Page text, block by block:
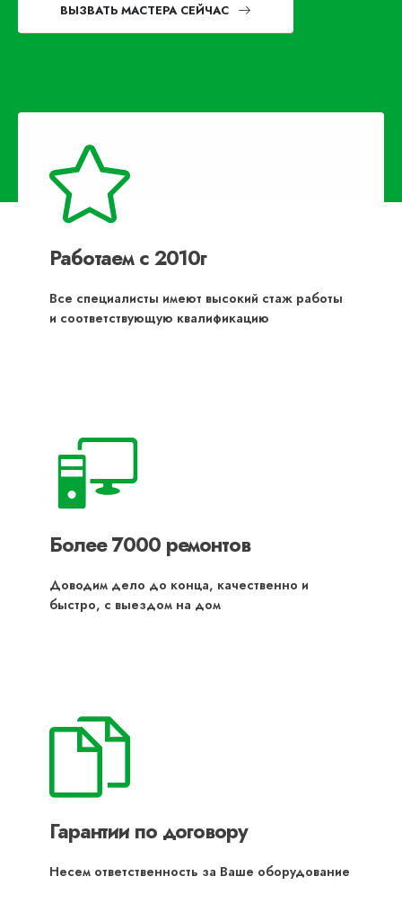
ВЫЗВАТЬ МАСТЕРА СЕЙЧАС
Работаем с 2010г
Все специалисты имеют высокий стаж работы
и соответствующую квалификацию
Более 7000 ремонтов
Доводим дело до конца, качественно и
быстро, с выездом на дом
Гарантии по договору
Несем ответственность за Ваше оборудование